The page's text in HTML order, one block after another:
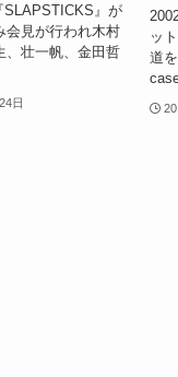
SLAPSTICKS』が
会見が行われ木村
、壮一帆、金田哲
日
ッ
道